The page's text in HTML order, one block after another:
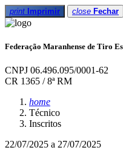
print Imprimir close Fechar
Federação Maranhense de Tiro
CNPJ 06.496.095/0001-62
CR 1365 / 8ª RM
home
Técnico
Inscritos
22/07/2025 a 27/07/2025